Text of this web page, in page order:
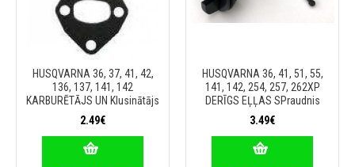
HUSQVARNA 36, 37, 41, 42,
136, 137, 141, 142
KARBURĒTĀJS UN Klusinātājs
2.49€
HUSQVARNA 36, 41, 51, 55,
141, 142, 254, 257, 262XP
DERĪGS EĻĻAS SPraudnis
3.49€